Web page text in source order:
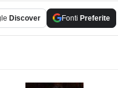
Discover Fonti Preferite